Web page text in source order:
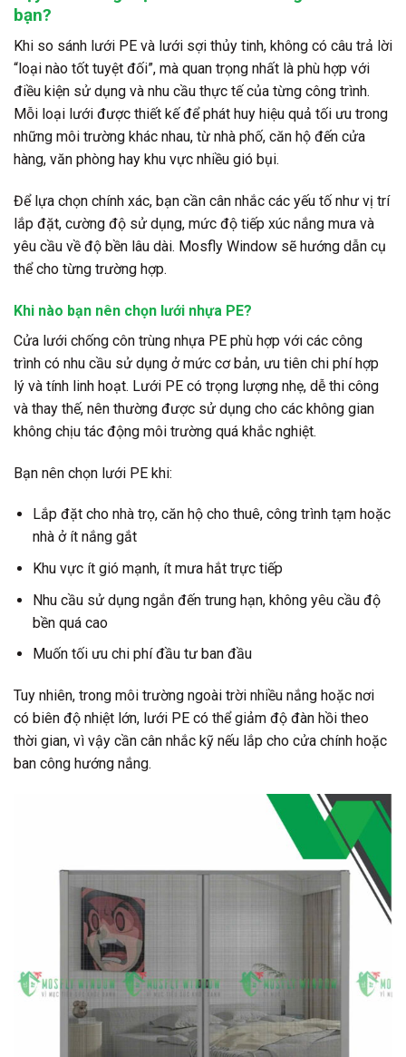
bạn?
Khi so sánh lưới PE và lưới sợi thủy tinh, không có câu trả lời
“loại nào tốt tuyệt đối”, mà quan trọng nhất là phù hợp với
điều kiện sử dụng và nhu cầu thực tế của từng công trình.
Mỗi loại lưới được thiết kế để phát huy hiệu quả tối ưu trong
những môi trường khác nhau, từ nhà phố, căn hộ đến cửa
hàng, văn phòng hay khu vực nhiều gió bụi.
Để lựa chọn chính xác, bạn cần cân nhắc các yếu tố như vị trí
lắp đặt, cường độ sử dụng, mức độ tiếp xúc nắng mưa và
yêu cầu về độ bền lâu dài. Mosfly Window sẽ hướng dẫn cụ
thể cho từng trường hợp.
Khi nào bạn nên chọn lưới nhựa PE?
Cửa lưới chống côn trùng nhựa PE phù hợp với các công
trình có nhu cầu sử dụng ở mức cơ bản, ưu tiên chi phí hợp
lý và tính linh hoạt. Lưới PE có trọng lượng nhẹ, dễ thi công
và thay thế, nên thường được sử dụng cho các không gian
không chịu tác động môi trường quá khắc nghiệt.
Bạn nên chọn lưới PE khi:
Lắp đặt cho nhà trọ, căn hộ cho thuê, công trình tạm hoặc
nhà ở ít nắng gắt
Khu vực ít gió mạnh, ít mưa hắt trực tiếp
Nhu cầu sử dụng ngắn đến trung hạn, không yêu cầu độ
bền quá cao
Muốn tối ưu chi phí đầu tư ban đầu
Tuy nhiên, trong môi trường ngoài trời nhiều nắng hoặc nơi
có biên độ nhiệt lớn, lưới PE có thể giảm độ đàn hồi theo
thời gian, vì vậy cần cân nhắc kỹ nếu lắp cho cửa chính hoặc
ban công hướng nắng.